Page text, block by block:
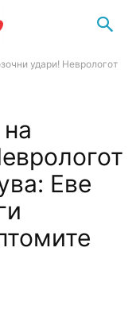
удари! Неврологот
Еве